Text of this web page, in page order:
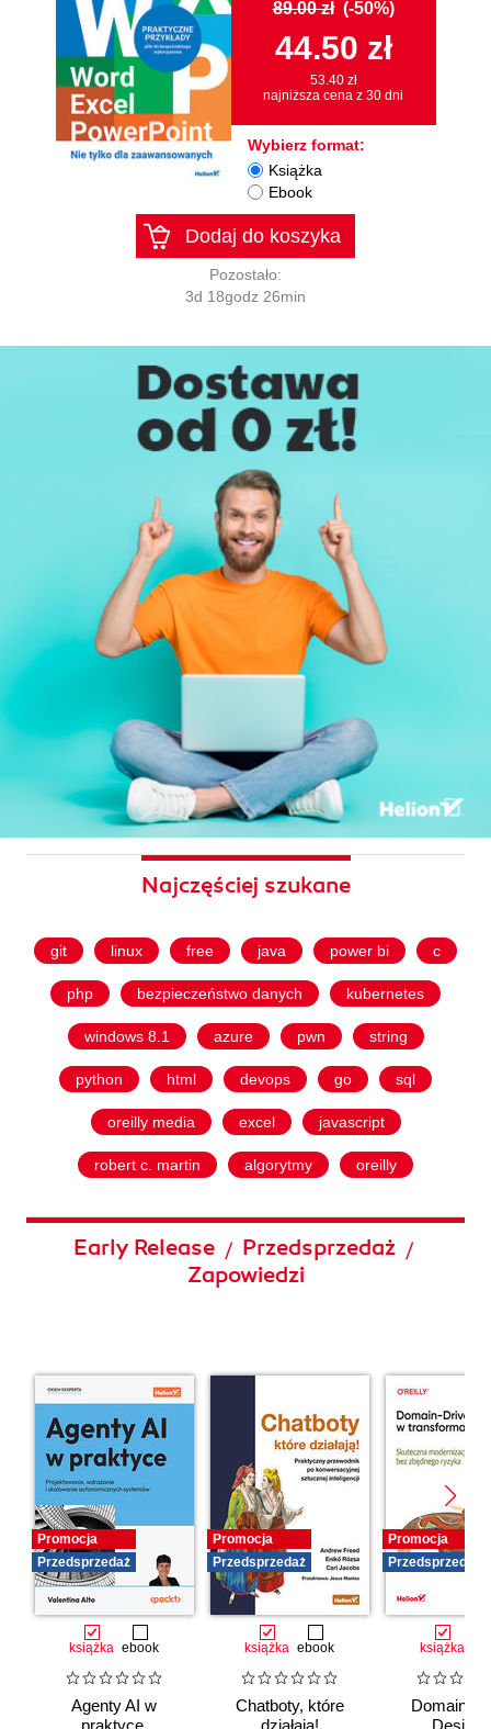
89.00 zł (-50%)
44.50 zł
53.40 zł
najniższa cena z 30 dni
Wybierz format:
Książka
Ebook
Dodaj do koszyka
Pozostało:
3d 18godz 26min
Najczęściej szukane
git linux free java power bi c
php bezpieczeństwo danych kubernetes
windows 8.1 azure pwn string
python html devops go sql
oreilly media excel javascript
robert c. martin algorytmy oreilly
Early Release / Przedsprzedaż /
Zapowiedzi
Promocja
Przedsprzedaż
książka ebook
Agenty AI w
Promocja
Przedsprzedaż
książka ebook
Chatboty, które
Promocja
Przedsprzedaż
książka
Domain-